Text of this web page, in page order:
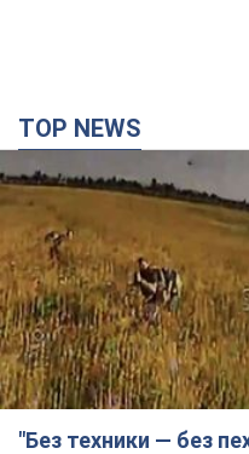
TOP NEWS
"Без техники — без